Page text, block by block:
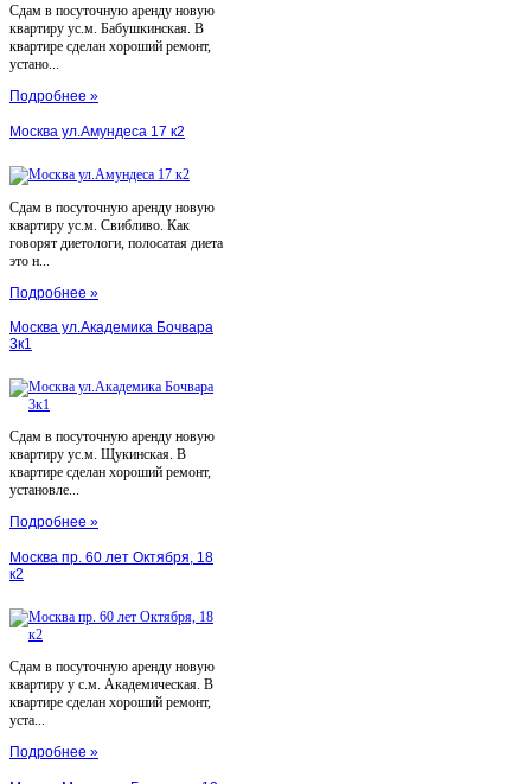
Сдам в посуточную аренду новую
квартиру ус.м. Бабушкинская. В
квартире сделан хороший ремонт,
устано...
Подробнее »
Москва ул.Амундеса 17 к2
Сдам в посуточную аренду новую
квартиру ус.м. Свибливо. Как
говорят диетологи, полосатая диета
это н...
Подробнее »
Москва ул.Академика Бочвара
3к1
Сдам в посуточную аренду новую
квартиру ус.м. Щукинская. В
квартире сделан хороший ремонт,
установле...
Подробнее »
Москва пр. 60 лет Октября, 18
к2
Сдам в посуточную аренду новую
квартиру у с.м. Академическая. В
квартире сделан хороший ремонт,
уста...
Подробнее »